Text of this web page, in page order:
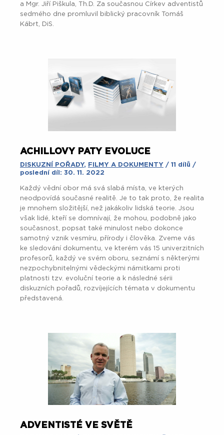
a Mgr. Jiří Piškula, Th.D. Za současnou Církev adventistů
sedmého dne promluvil biblický pracovník Tomáš
Kábrt, DiS.
ACHILLOVY PATY EVOLUCE
DISKUZNÍ POŘADY, FILMY A DOKUMENTY / 11 dílů /
poslední díl: 30. 11. 2022
Každý vědní obor má svá slabá místa, ve kterých
neodpovídá současné realitě. Je to tak proto, že realita
je mnohem složitější, než jakákoliv lidská teorie. Jsou
však lidé, kteří se domnívají, že mohou, podobně jako
současnost, popsat také minulost nebo dokonce
samotný vznik vesmíru, přírody i člověka. Zveme vás
ke sledování dokumentu, ve kterém vás 15 univerzitních
profesorů, každý ve svém oboru, seznámí s některými
nezpochybnitelnými vědeckými námitkami proti
platnosti tzv. evoluční teorie a k následné sérii
diskuzních pořadů, rozvíjejících témata v dokumentu
představená.
ADVENTISTÉ VE SVĚTĚ